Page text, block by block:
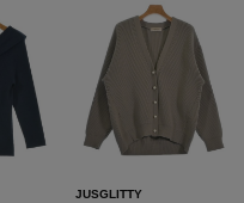
JUSGLITTY